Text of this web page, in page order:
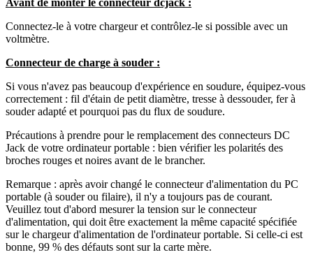
Avant de monter le connecteur dcjack :
Connectez-le à votre chargeur et contrôlez-le si possible avec un
voltmètre.
Connecteur de charge à souder :
Si vous n'avez pas beaucoup d'expérience en soudure, équipez-vous
correctement : fil d'étain de petit diamètre, tresse à dessouder, fer à
souder adapté et pourquoi pas du flux de soudure.
Précautions à prendre pour le remplacement des connecteurs DC
Jack de votre ordinateur portable : bien vérifier les polarités des
broches rouges et noires avant de le brancher.
Remarque : après avoir changé le connecteur d'alimentation du PC
portable (à souder ou filaire), il n'y a toujours pas de courant.
Veuillez tout d'abord mesurer la tension sur le connecteur
d'alimentation, qui doit être exactement la même capacité spécifiée
sur le chargeur d'alimentation de l'ordinateur portable. Si celle-ci est
bonne, 99 % des défauts sont sur la carte mère.